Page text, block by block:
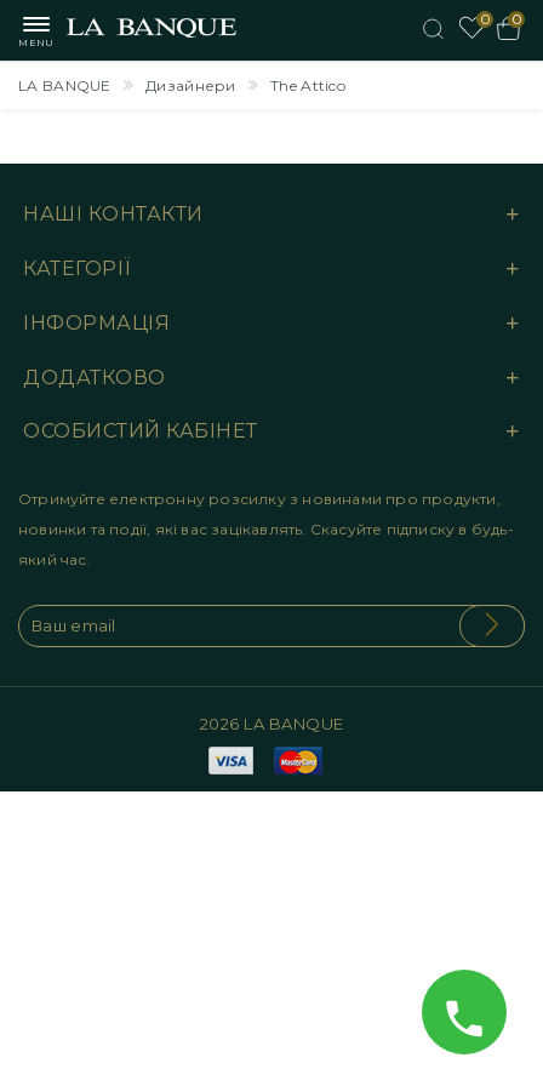
MENU
0
0
LA BANQUE Дизайнери The Attico
НАШІ КОНТАКТИ
КАТЕГОРІЇ
ІНФОРМАЦІЯ
ДОДАТКОВО
ОСОБИСТИЙ КАБІНЕТ
Отримуйте електронну розсилку з новинами про продукти,
новинки та події, які вас зацікавлять. Скасуйте підписку в будь-
який час.
2026 LA BANQUE